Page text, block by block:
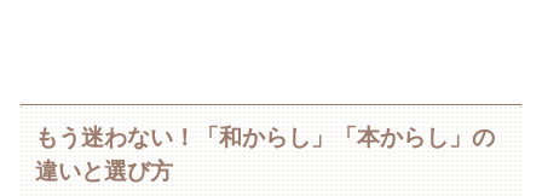
もう迷わない！「和からし」「本からし」の
違いと選び方